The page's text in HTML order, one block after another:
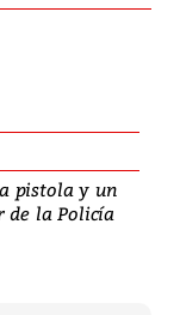
pistola y un
de la Policía